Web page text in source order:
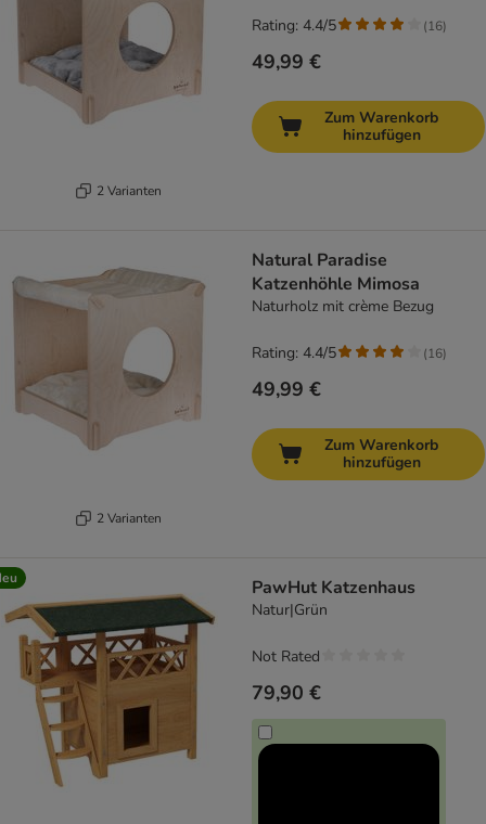
2 Varianten
49,99 €
Rating: 4.4/5 (16)
Zum Warenkorb
hinzufügen
2 Varianten
Natural Paradise
Katzenhöhle Mimosa
Naturholz mit crème Bezug
49,99 €
Rating: 4.4/5 (16)
Zum Warenkorb
hinzufügen
PawHut Katzenhaus
Natur|Grün
79,90 €
Not Rated